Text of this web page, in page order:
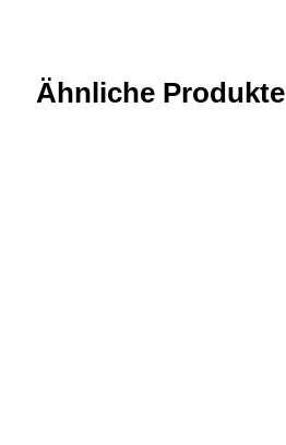
Ähnliche Produkte